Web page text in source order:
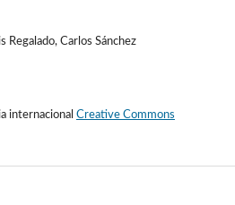
Carlos Sánchez
internacional Creative Commons